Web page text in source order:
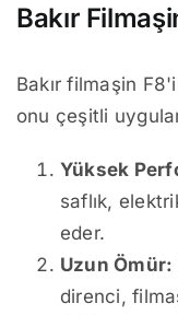
Bakır
Bakır filmaşin
onu çeşitli
Yüksek
saflık,
eder.
Uzun Ömür:
direnci,